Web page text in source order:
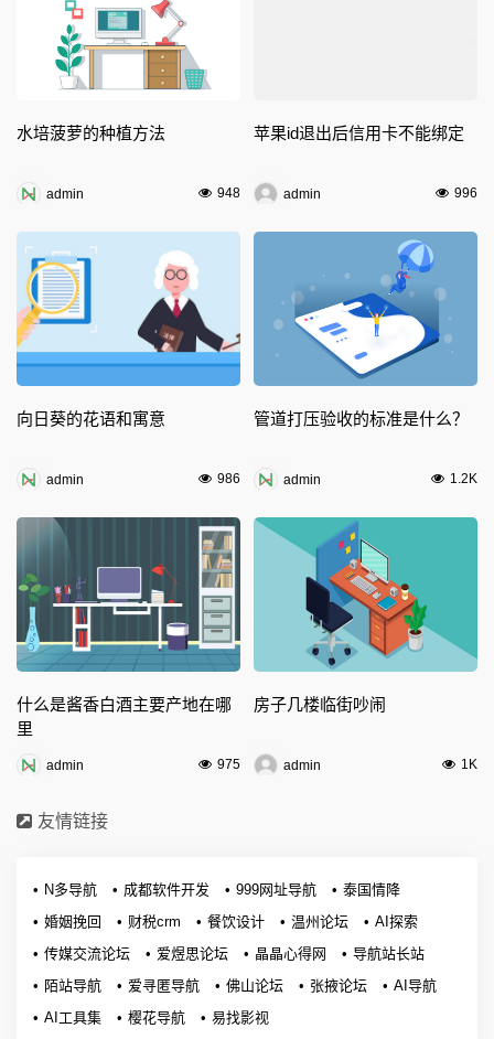
水培菠萝的种植方法
admin 948
苹果id退出后信用卡不能绑定
admin 996
向日葵的花语和寓意
admin 986
管道打压验收的标准是什么？
admin 1.2K
什么是酱香白酒主要产地在哪
里
admin 975
房子几楼临街吵闹
admin 1K
友情链接
N多导航 成都软件开发 999网址导航
泰国情降
婚姻挽回
财税crm 餐饮设计 温州论坛
AI探索
传媒交流论坛
爱煜思论坛 晶晶心得网
导航站长站
陌站导航
爱寻匿导航 佛山论坛 张掖论坛
AI导航
AI工具集
樱花导航 易找影视